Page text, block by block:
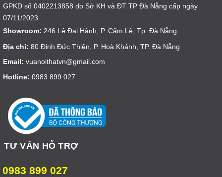
GPKD số 0402213858 do Sở KH và ĐT TP Đà Nẵng cấp ngày
07/11/2023
Showroom: 246 Lê Đại Hành, P. Cẩm Lệ, Tp. Đà Nẵng
Địa chỉ: 80 Đinh Đức Thiện, P. Hoà Khánh, TP. Đà Nẵng
Email: vuanoithatvn@gmail.com
Hotline: 0983 899 027
TƯ VẤN HỖ TRỢ
0983 899 027